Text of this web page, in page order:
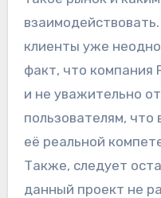
клиенты уже
факт, что компания
и не уважительно
пользователям, что
её реальной
Также, следует
данный проект не